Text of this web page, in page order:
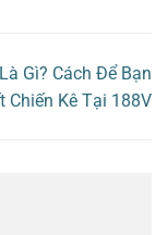
Gì? Cách Để Bạn
Chiến Kê Tại 188V